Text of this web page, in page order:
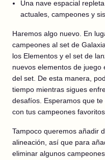
Una nave espacial
actuales, campeones y
Haremos algo nuevo. En
campeones al set de
los Elementos y el set de
nuevos elementos de
del set. De esta manera,
tiempo mientras sigues
desafíos. Esperamos que
con tus campeones
Tampoco queremos añadir
alineación, así que para
eliminar algunos